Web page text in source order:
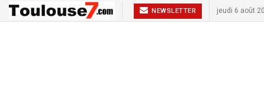
NEWSLETTER jeudi 6 août